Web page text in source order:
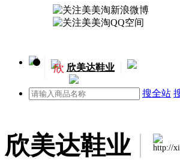
欣 欣美达鞋业
搜全站
欣美达鞋业 http://